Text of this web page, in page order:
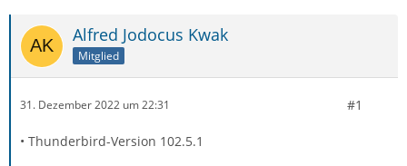
Alfred Jodocus Kwak
Mitglied
31. Dezember 2022 um 22:31 #1
• Thunderbird-Version 102.5.1